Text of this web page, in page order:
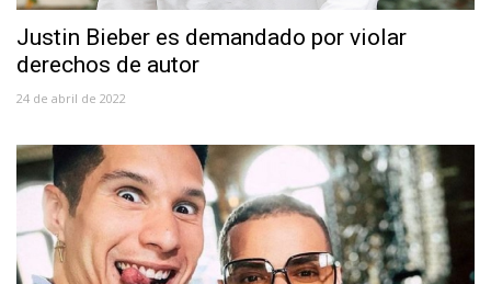
Justin Bieber es demandado por violar
derechos de autor
24 de abril de 2022